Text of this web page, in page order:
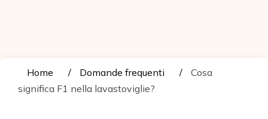
Home Domande frequenti
Cosa
significa F1 nella lavastoviglie?